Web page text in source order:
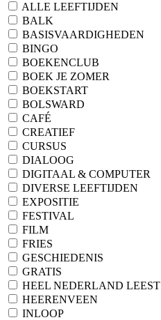
ALLE LEEFTIJDEN
BALK
BASISVAARDIGHEDEN
BINGO
BOEKENCLUB
BOEK JE ZOMER
BOEKSTART
BOLSWARD
CAFÉ
CREATIEF
CURSUS
DIALOOG
DIGITAAL & COMPUTER
DIVERSE LEEFTIJDEN
EXPOSITIE
FESTIVAL
FILM
FRIES
GESCHIEDENIS
GRATIS
HEEL NEDERLAND LEEST
HEERENVEEN
INLOOP